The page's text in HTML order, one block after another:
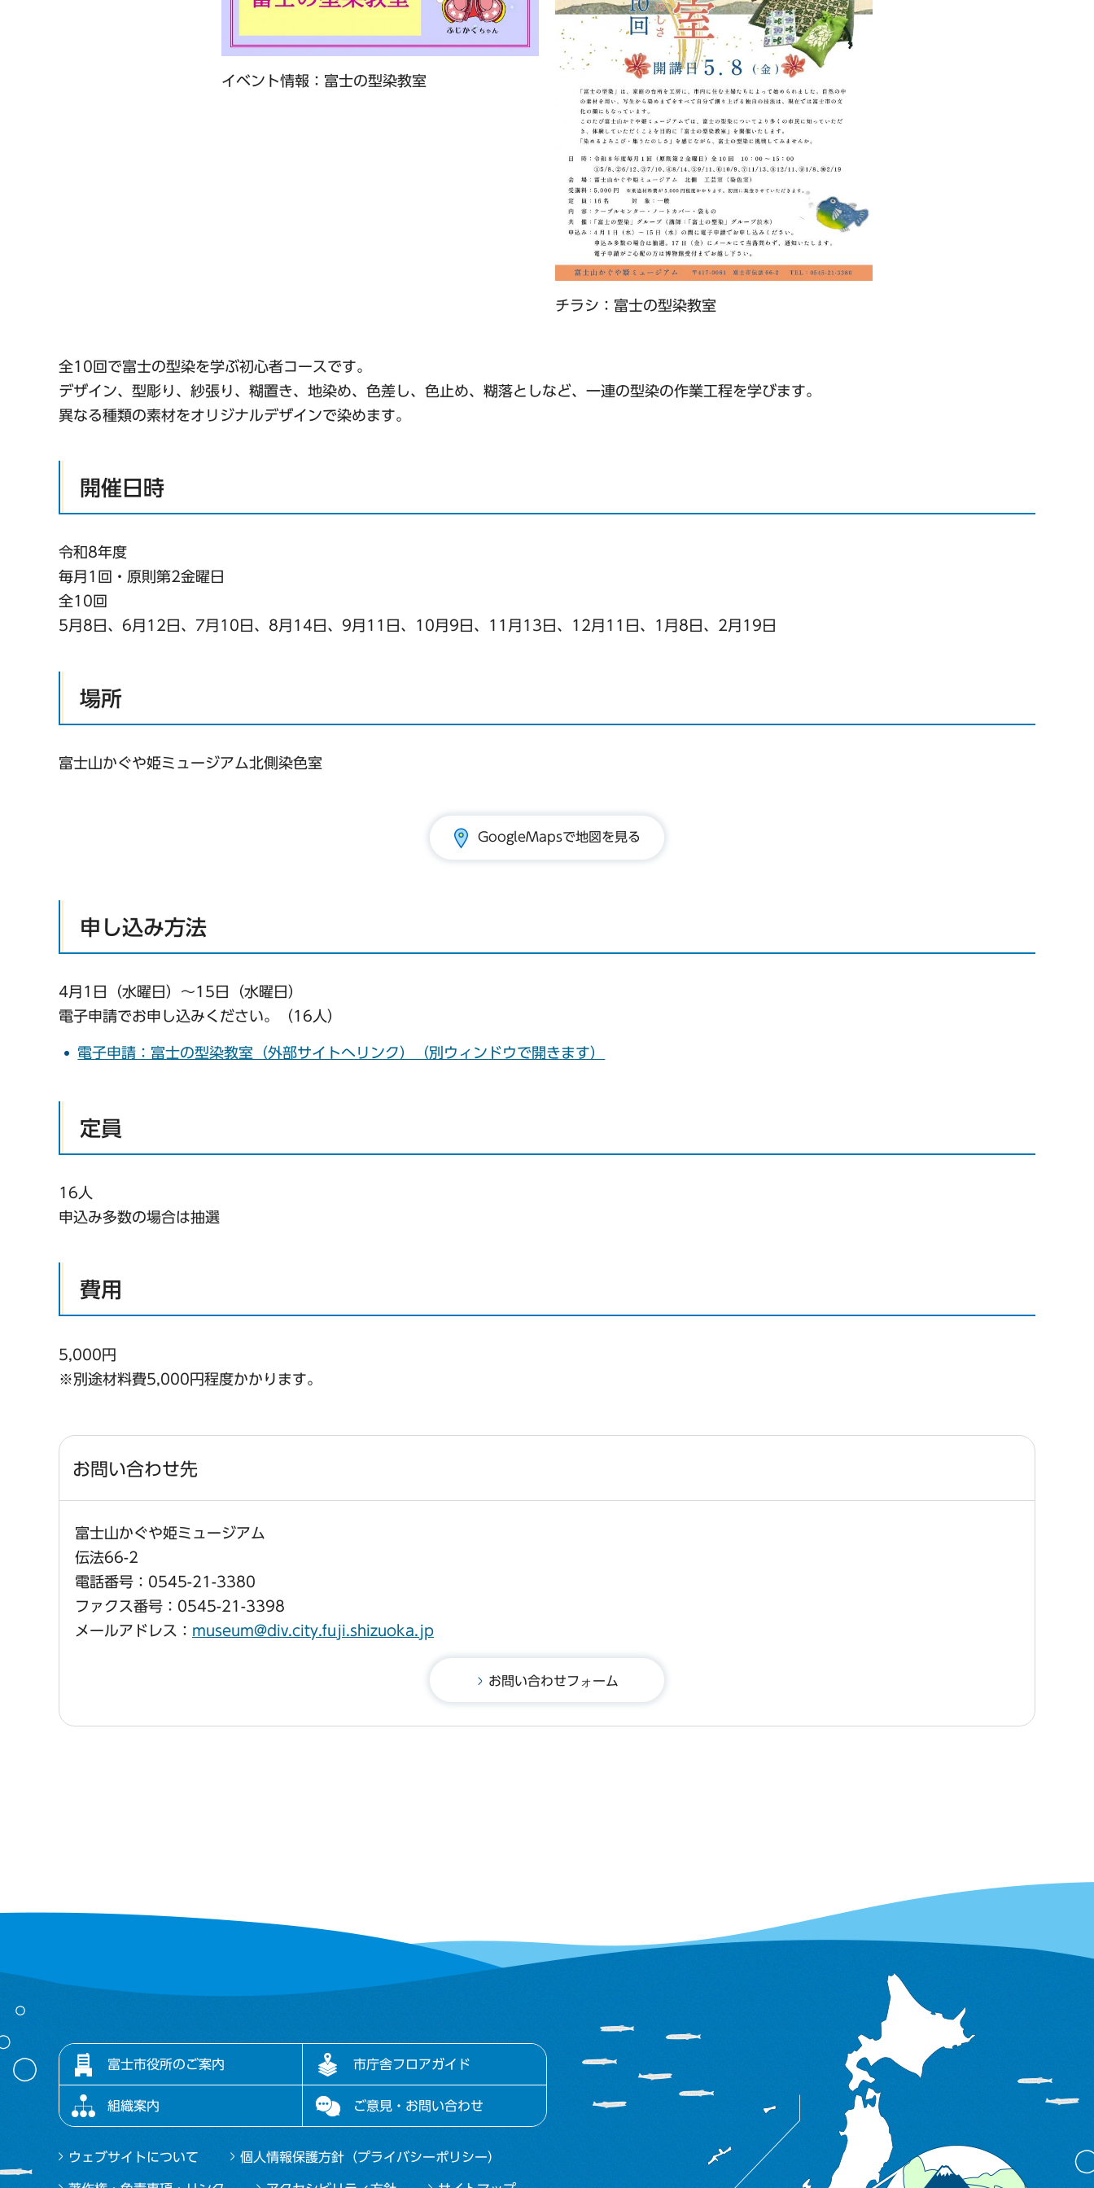
イベント情報：富士の型染教室
チラシ：富士の型染教室
全10回で富士の型染を学ぶ初心者コースです。
デザイン、型彫り、紗張り、糊置き、地染め、色差し、色止め、糊落としなど、一連の型染の作業工程を学びます。
異なる種類の素材をオリジナルデザインで染めます。
開催日時
令和8年度
毎月1回・原則第2金曜日
全10回
5月8日、6月12日、7月10日、8月14日、9月11日、10月9日、11月13日、12月11日、1月8日、2月19日
場所
富士山かぐや姫ミュージアム北側染色室
GoogleMapsで地図を見る
申し込み方法
4月1日（水曜日）～15日（水曜日）
電子申請でお申し込みください。（16人）
電子申請：富士の型染教室（外部サイトへリンク）（別ウィンドウで開きます）
定員
16人
申込み多数の場合は抽選
費用
5,000円
※別途材料費5,000円程度かかります。
お問い合わせ先
富士山かぐや姫ミュージアム
伝法66-2
電話番号：0545-21-3380
ファクス番号：0545-21-3398
メールアドレス： museum@div.city.fuji.shizuoka.jp
富士市役所のご案内 市庁舎フロアガイド
組織案内 ご意見・お問い合わせ
ウェブサイトについて 個人情報保護方針（プライバシーポリシー）